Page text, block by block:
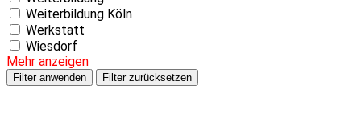
Weiterbildung Köln
Werkstatt
Wiesdorf
Mehr anzeigen
Filter anwenden Filter zurücksetzen